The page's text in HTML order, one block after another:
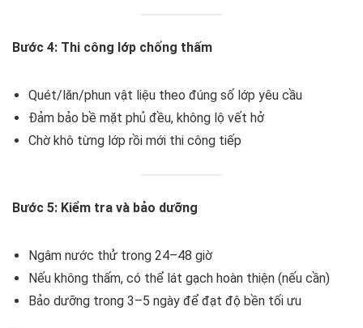
Bước 4: Thi công lớp chống thấm
Quét/lăn/phun vật liệu theo đúng số lớp yêu cầu
Đảm bảo bề mặt phủ đều, không lộ vết hở
Chờ khô từng lớp rồi mới thi công tiếp
Bước 5: Kiểm tra và bảo dưỡng
Ngâm nước thử trong 24–48 giờ
Nếu không thấm, có thể lát gạch hoàn thiện (nếu cần)
Bảo dưỡng trong 3–5 ngày để đạt độ bền tối ưu